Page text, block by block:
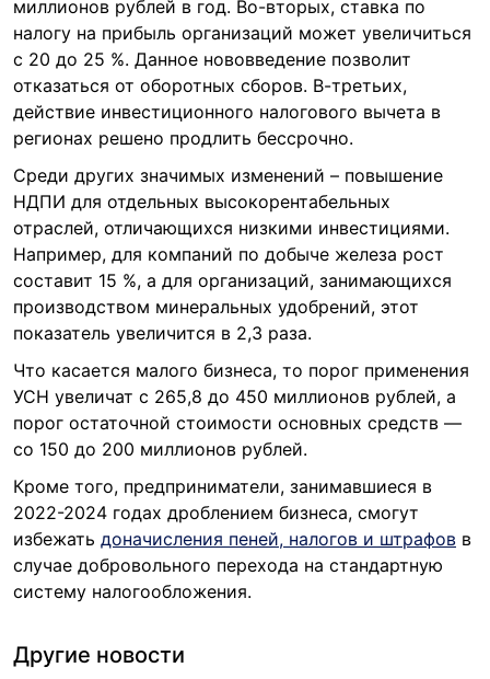
миллионов рублей в год. Во-вторых, ставка по
налогу на прибыль организаций может увеличиться
с 20 до 25 %. Данное нововведение позволит
отказаться от оборотных сборов. В-третьих,
действие инвестиционного налогового вычета в
регионах решено продлить бессрочно.
Среди других значимых изменений – повышение
НДПИ для отдельных высокорентабельных
отраслей, отличающихся низкими инвестициями.
Например, для компаний по добыче железа рост
составит 15 %, а для организаций, занимающихся
производством минеральных удобрений, этот
показатель увеличится в 2,3 раза.
Что касается малого бизнеса, то порог применения
УСН увеличат с 265,8 до 450 миллионов рублей, а
порог остаточной стоимости основных средств —
со 150 до 200 миллионов рублей.
Кроме того, предприниматели, занимавшиеся в
2022-2024 годах дроблением бизнеса, смогут
избежать доначисления пеней, налогов и штрафов в
случае добровольного перехода на стандартную
систему налогообложения.
Другие новости